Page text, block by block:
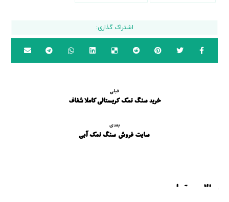
قبلی
خرید سنگ نمک کریستالی کاملا شفاف
بعدی
سایت فروش سنگ نمک آبی
مطالب مرتبط ...